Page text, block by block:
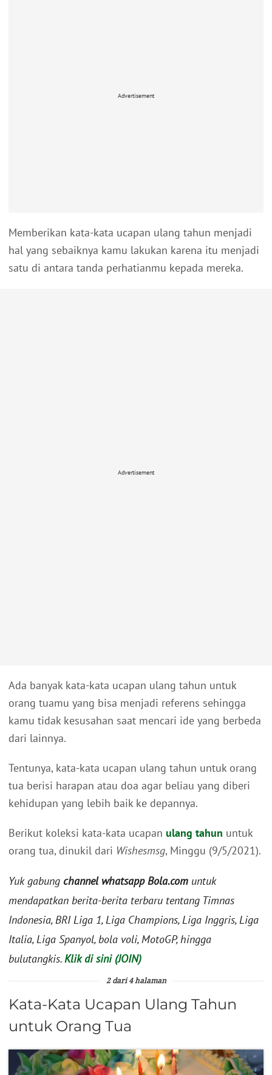
Advertisement
Memberikan kata-kata ucapan ulang tahun menjadi
hal yang sebaiknya kamu lakukan karena itu menjadi
satu di antara tanda perhatianmu kepada mereka.
Advertisement
Ada banyak kata-kata ucapan ulang tahun untuk
orang tuamu yang bisa menjadi referens sehingga
kamu tidak kesusahan saat mencari ide yang berbeda
dari lainnya.
Tentunya, kata-kata ucapan ulang tahun untuk orang
tua berisi harapan atau doa agar beliau yang diberi
kehidupan yang lebih baik ke depannya.
Berikut koleksi kata-kata ucapan ulang tahun untuk
orang tua, dinukil dari Wishesmsg, Minggu (9/5/2021).
Yuk gabung channel whatsapp Bola.com untuk
mendapatkan berita-berita terbaru tentang Timnas
Indonesia, BRI Liga 1, Liga Champions, Liga Inggris, Liga
Italia, Liga Spanyol, bola voli, MotoGP, hingga
bulutangkis.Klik di sini (JOIN)
2 dari 4 halaman
Kata-Kata Ucapan Ulang Tahun
untuk Orang Tua